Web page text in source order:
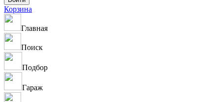
Корзина
Главная
Поиск
Подбор
Гараж